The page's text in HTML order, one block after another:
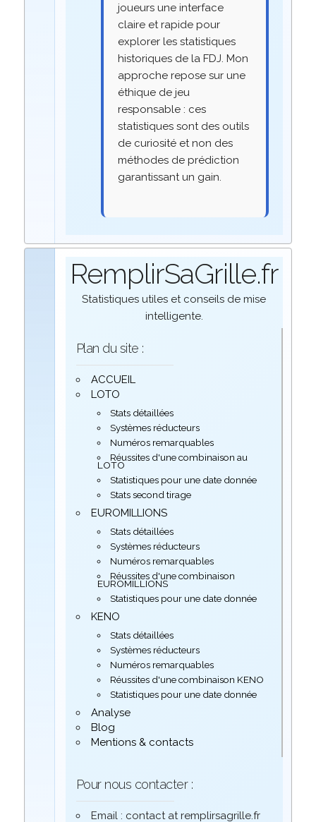
joueurs une interface
claire et rapide pour
explorer les statistiques
historiques de la FDJ. Mon
approche repose sur une
éthique de jeu
responsable : ces
statistiques sont des outils
de curiosité et non des
méthodes de prédiction
garantissant un gain.
RemplirSaGrille.fr
Statistiques utiles et conseils de mise
intelligente.
Plan du site :
ACCUEIL
LOTO
Stats détaillées
Systèmes réducteurs
Numéros remarquables
Réussites d'une combinaison au
LOTO
Statistiques pour une date donnée
Stats second tirage
EUROMILLIONS
Stats détaillées
Systèmes réducteurs
Numéros remarquables
Réussites d'une combinaison
EUROMILLIONS
Statistiques pour une date donnée
KENO
Stats détaillées
Systèmes réducteurs
Numéros remarquables
Réussites d'une combinaison KENO
Statistiques pour une date donnée
Analyse
Blog
Mentions & contacts
Pour nous contacter :
Email : contact at remplirsagrille.fr